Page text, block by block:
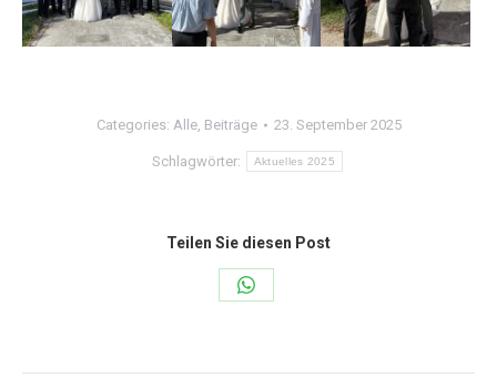
Categories: Alle, Beiträge 23. September 2025
Schlagwörter: Aktuelles 2025
Teilen Sie diesen Post
Share